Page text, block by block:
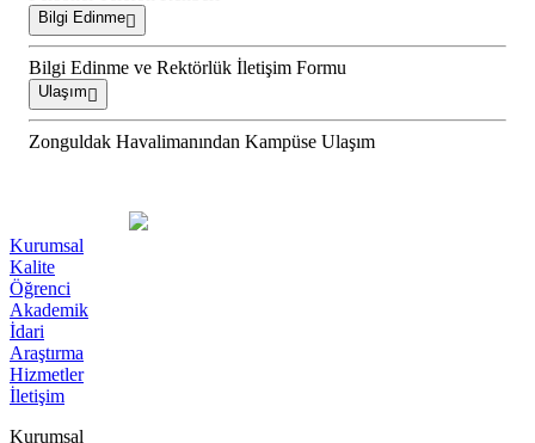
Bilgi Edinme
Bilgi Edinme ve Rektörlük İletişim Formu
Ulaşım
Zonguldak Havalimanından Kampüse Ulaşım
Kurumsal
Kalite
Öğrenci
Akademik
İdari
Araştırma
Hizmetler
İletişim
Kurumsal